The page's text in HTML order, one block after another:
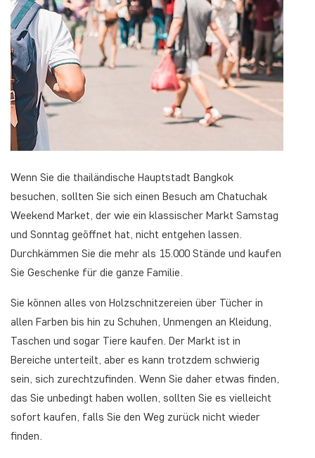
Wenn Sie die thailändische Hauptstadt Bangkok
besuchen, sollten Sie sich einen Besuch am Chatuchak
Weekend Market, der wie ein klassischer Markt Samstag
und Sonntag geöffnet hat, nicht entgehen lassen.
Durchkämmen Sie die mehr als 15.000 Stände und kaufen
Sie Geschenke für die ganze Familie.
Sie können alles von Holzschnitzereien über Tücher in
allen Farben bis hin zu Schuhen, Unmengen an Kleidung,
Taschen und sogar Tiere kaufen. Der Markt ist in
Bereiche unterteilt, aber es kann trotzdem schwierig
sein, sich zurechtzufinden. Wenn Sie daher etwas finden,
das Sie unbedingt haben wollen, sollten Sie es vielleicht
sofort kaufen, falls Sie den Weg zurück nicht wieder
finden.